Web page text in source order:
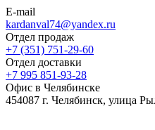
E-mail
kardanval74@yandex.ru
Отдел продаж
+7 (351) 751-29-60
Отдел доставки
+7 995 851-93-28
Офис в Челябинске
454087 г. Челябинск, улица